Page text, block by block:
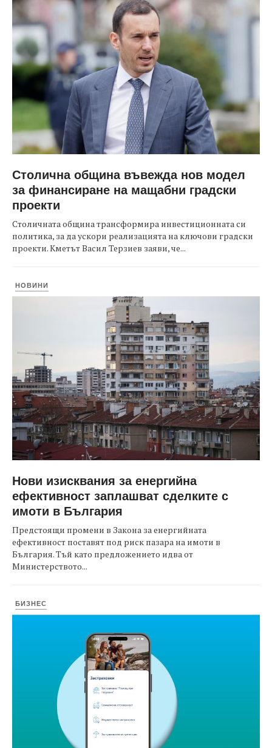
Столична община въвежда нов модел
за финансиране на мащабни градски
проекти
Столичната община трансформира инвестиционната си
политика, за да ускори реализацията на ключови градски
проекти. Кметът Васил Терзиев заяви, че...
НОВИНИ
Нови изисквания за енергийна
ефективност заплашват сделките с
имоти в България
Предстоящи промени в Закона за енергийната
ефективност поставят под риск пазара на имоти в
България. Тъй като предложението идва от
Министерството...
БИЗНЕС